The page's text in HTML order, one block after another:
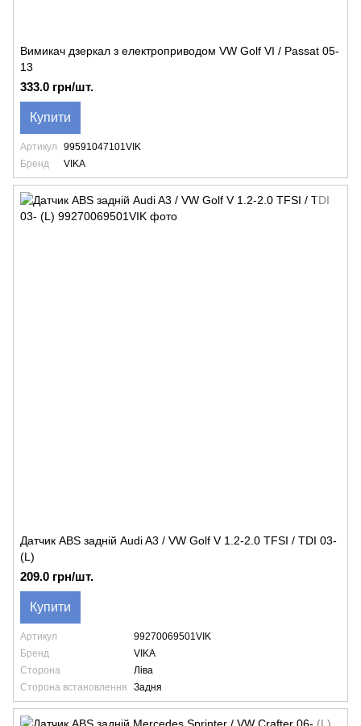
Вимикач дзеркал з електроприводом VW Golf VI / Passat 05-
13
333.0 грн/шт.
Купити
Артикул
99591047101VIK
Бренд
VIKA
Датчик ABS задній Audi A3 / VW Golf V 1.2-2.0 TFSI / TDI 03-
(L)
209.0 грн/шт.
Купити
Артикул
99270069501VIK
Бренд
VIKA
Сторона
Ліва
Сторона встановлення
Задня